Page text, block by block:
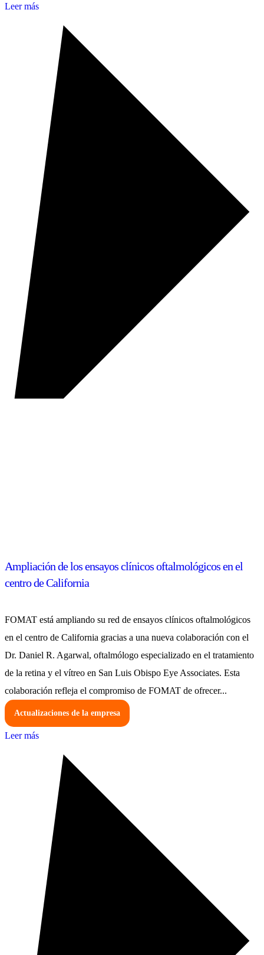
Leer más
Ampliación de los ensayos clínicos oftalmológicos en el
centro de California
FOMAT está ampliando su red de ensayos clínicos oftalmológicos
en el centro de California gracias a una nueva colaboración con el
Dr. Daniel R. Agarwal, oftalmólogo especializado en el tratamiento
de la retina y el vítreo en San Luis Obispo Eye Associates. Esta
colaboración refleja el compromiso de FOMAT de ofrecer...
Actualizaciones de la empresa
Leer más